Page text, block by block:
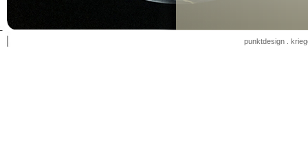
punktdesign .